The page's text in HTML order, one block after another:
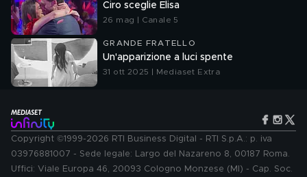
Ciro sceglie Elisa
26 mag | Canale 5
GRANDE FRATELLO
Un'apparizione a luci spente
31 ott 2025 | Mediaset Extra
Copyright ©1999-2026 RTI Business Digital - RTI S.p.A.: p. iva
03976881007 - Sede legale: Largo del Nazareno 8, 00187 Roma.
Uffici: Viale Europa 46, 20093 Cologno Monzese (MI) - Cap. Soc.